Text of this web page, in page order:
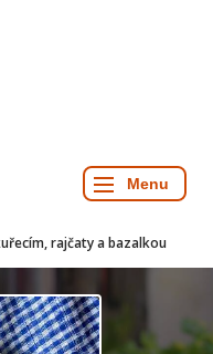
rajčaty a bazalkou